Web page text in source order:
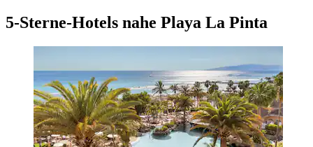
5-Sterne-Hotels nahe Playa La Pinta